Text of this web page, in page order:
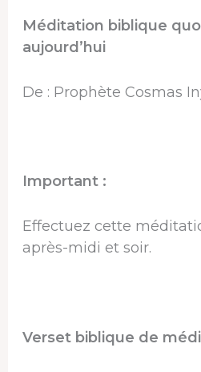
Méditation biblique
aujourd’hui
De : Prophète Cosmas
Important :
Effectuez cette
après-midi et soir.
Verset biblique de